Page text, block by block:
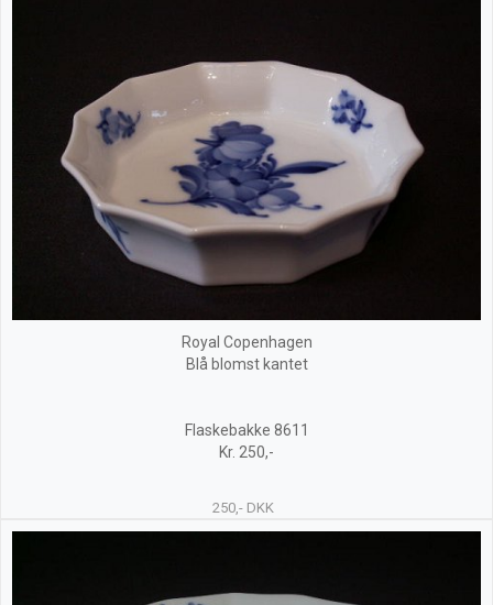
Royal Copenhagen
Blå blomst kantet
Flaskebakke 8611
Kr. 250,-
250,- DKK